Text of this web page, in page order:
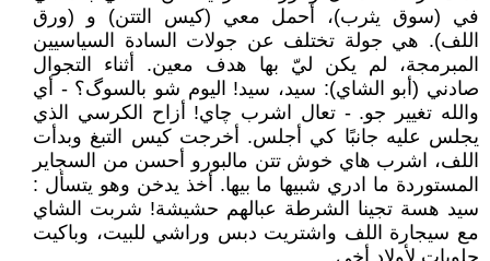
في (سوق يثرب)، أحمل معي (كيس التتن) و (ورق
اللف). هي جولة تختلف عن جولات السادة السياسيين
المبرمجة، لم يكن ليّ بها هدف معين. أثناء التجوال
صادني (أبو الشاي): سيد، سيد! اليوم شو بالسوگ؟ - أي
والله تغيير جو. - تعال اشرب چاي! أزاح الكرسي الذي
يجلس عليه جانبًا كي أجلس. أخرجت كيس التبغ وبدأت
اللف، اشرب هاي خوش تتن مالبورو أحسن من السجاير
المستوردة ما ادري شبيها ما بيها. أخذ يدخن وهو يتسأل :
سيد هسة تجينا الشرطة عبالهم حشيشة! شربت الشاي
مع سيجارة اللف واشتريت دبس وراشي للبيت، وباكيت